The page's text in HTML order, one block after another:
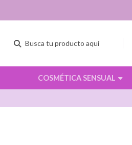
COSMÉTICA SENSUAL